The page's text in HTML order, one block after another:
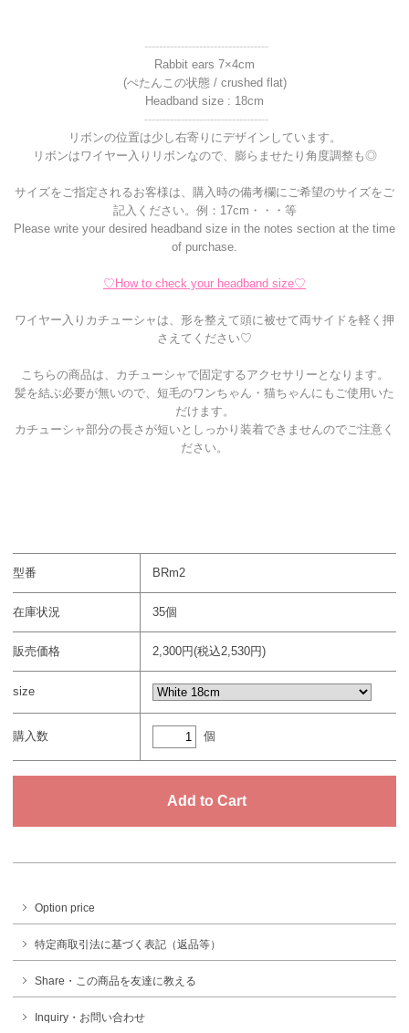
----------------------------------
Rabbit ears 7×4cm
(ぺたんこの状態 / crushed flat)
Headband size : 18cm
----------------------------------
リボンの位置は少し右寄りにデザインしています。
リボンはワイヤー入りリボンなので、膨らませたり角度調整も◎
サイズをご指定されるお客様は、購入時の備考欄にご希望のサイズをご
記入ください。例：17cm・・・等
Please write your desired headband size in the notes section at the time
of purchase.
♡How to check your headband size♡
ワイヤー入りカチューシャは、形を整えて頭に被せて両サイドを軽く押
さえてください♡
こちらの商品は、カチューシャで固定するアクセサリーとなります。
髪を結ぶ必要が無いので、短毛のワンちゃん・猫ちゃんにもご使用いた
だけます。
カチューシャ部分の長さが短いとしっかり装着できませんのでご注意く
ださい。
型番 BRm2
在庫状況 35個
販売価格 2,300円(税込2,530円)
size
購入数 個
Option price
特定商取引法に基づく表記（返品等）
Share・この商品を友達に教える
Inquiry・お問い合わせ